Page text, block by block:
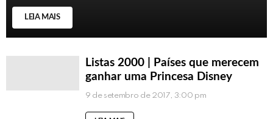
LEIA MAIS
Listas 2000 | Países que merecem
ganhar uma Princesa Disney
9 de setembro de 2017, 3:00 pm